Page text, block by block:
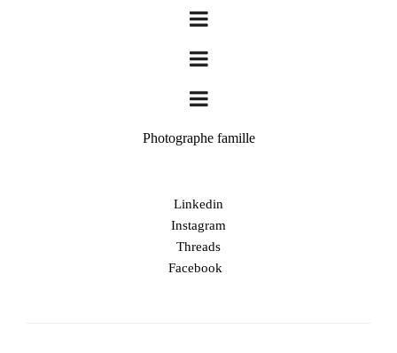
Photographe famille
Linkedin
Instagram
Threads
Facebook